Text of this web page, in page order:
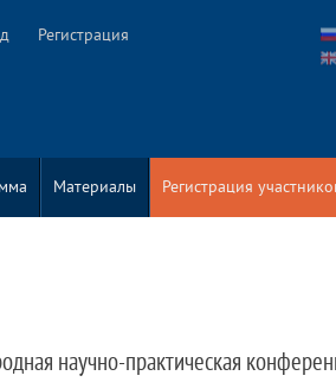
Регистрация
Материалы Регистрация
научно-практическая